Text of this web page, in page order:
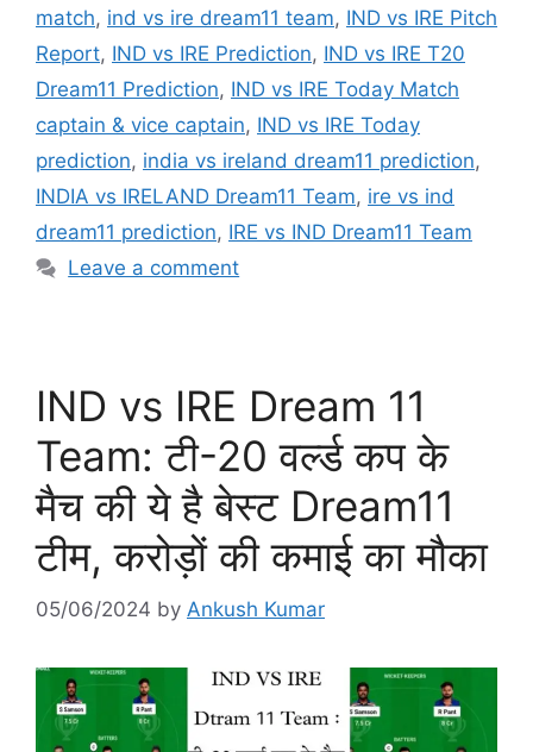
match, ind vs ire dream11 team, IND vs IRE Pitch
Report, IND vs IRE Prediction, IND vs IRE T20
Dream11 Prediction, IND vs IRE Today Match
captain & vice captain, IND vs IRE Today
prediction, india vs ireland dream11 prediction,
INDIA vs IRELAND Dream11 Team, ire vs ind
dream11 prediction, IRE vs IND Dream11 Team
Leave a comment
IND vs IRE Dream 11
Team: टी-20 वर्ल्ड कप के
मैच की ये है बेस्ट Dream11
टीम, करोड़ों की कमाई का मौका
05/06/2024 by Ankush Kumar